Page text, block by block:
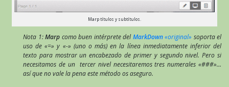
Marp títulos y subtítulos.
Nota 1:Marp como buen intérprete delMarkDown«original» soporta el
uso de «=» y «-» (uno o más) en la línea inmediatamente inferior del
texto para mostrar un encabezado de primer y segundo nivel. Pero si
necesitamos de un tercer nivel necesitaremos tres numerales «###»…
así que no vale la pena este método os aseguro.